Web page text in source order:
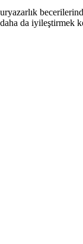
da iyileştirmek